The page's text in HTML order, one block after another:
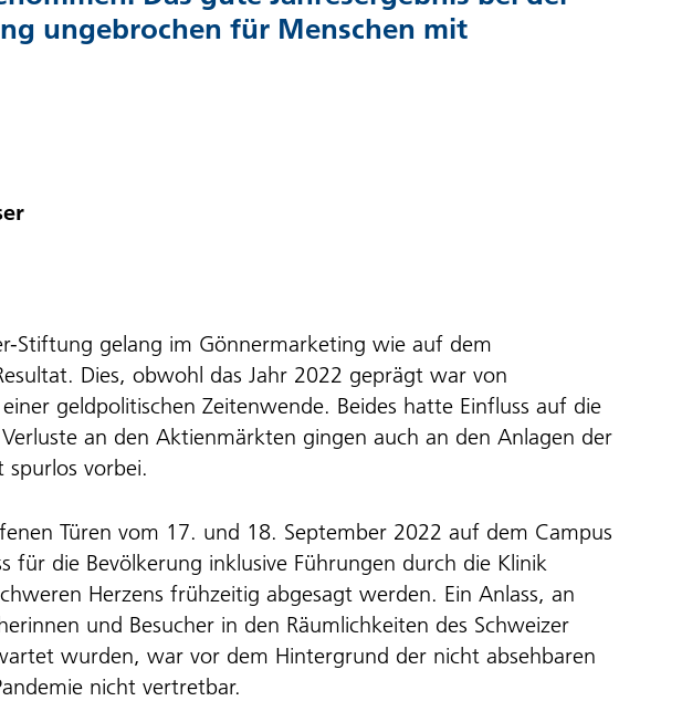
ungebrochen für Menschen mit
Stiftung gelang im Gönnermarketing wie auf dem
Dies, obwohl das Jahr 2022 geprägt war von
geldpolitischen Zeitenwende. Beides hatte Einfluss auf die
an den Aktienmärkten gingen auch an den Anlagen der
spurlos vorbei.
Türen vom 17. und 18. September 2022 auf dem Campus
für die Bevölkerung inklusive Führungen durch die Klinik
Herzens frühzeitig abgesagt werden. Ein Anlass, an
und Besucher in den Räumlichkeiten des Schweizer
wurden, war vor dem Hintergrund der nicht absehbaren
nicht vertretbar.